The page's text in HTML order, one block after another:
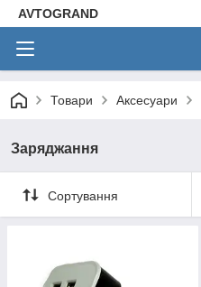
AVTOGRAND
Товари Аксесуари
Заряджання
Сортування